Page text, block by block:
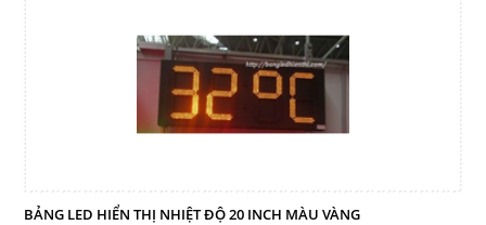
BẢNG LED HIỂN THỊ NHIỆT ĐỘ 20 INCH MÀU VÀNG